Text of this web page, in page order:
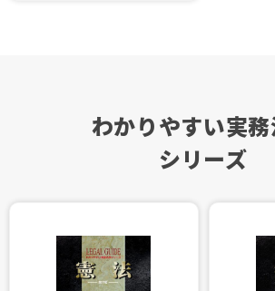
わかりやすい実
シリーズ